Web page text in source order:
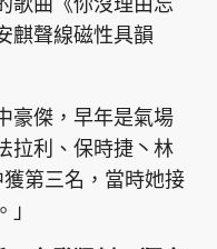
麒聲線磁性具韻
豪傑，早年是氣場
拉利、保時捷丶林
第三名，當時她接